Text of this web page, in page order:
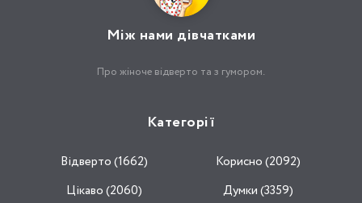
Між нами дівчатками
Про жіноче відверто та з гумором.
Категорії
Відвертo (1662)
Корисно (2092)
Цікаво (2060)
Думки (3359)